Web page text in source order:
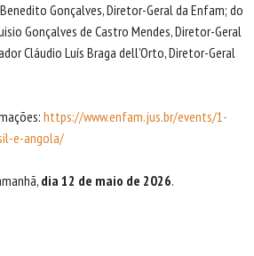
Gonçalves, Diretor-Geral da Enfam; do
Gonçalves de Castro Mendes, Diretor-Geral
Cláudio Luís Braga dell’Orto, Diretor-Geral
https://www.enfam.jus.br/events/1-
e-angola/
dia 12 de maio de 2026.